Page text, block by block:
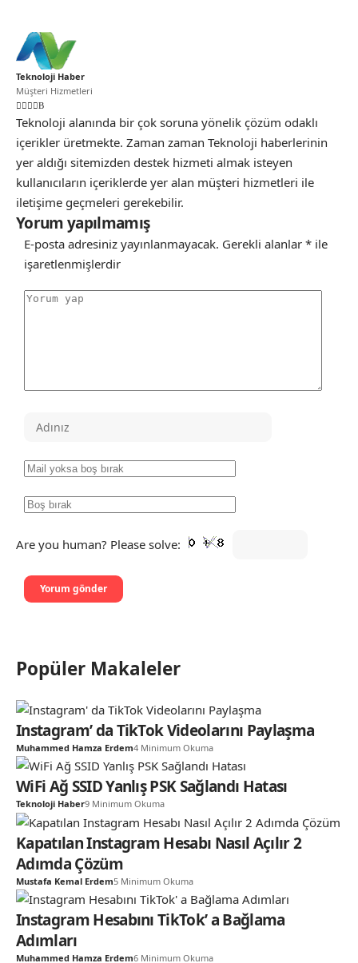
Teknoloji Haber
Müşteri Hizmetleri
Teknoloji alanında bir çok soruna yönelik çözüm odaklı
içerikler üretmekte. Zaman zaman Teknoloji haberlerinin
yer aldığı sitemizden destek hizmeti almak isteyen
kullanıcıların içeriklerde yer alan müşteri hizmetleri ile
iletişime geçmeleri gerekebilir.
Yorum yapılmamış
E-posta adresiniz yayınlanmayacak. Gerekli alanlar * ile
işaretlenmişlerdir
Are you human? Please solve:
Popüler Makaleler
Instagram’ da TikTok Videolarını Paylaşma
Muhammed Hamza Erdem4 Minimum Okuma
WiFi Ağ SSID Yanlış PSK Sağlandı Hatası
Teknoloji Haber9 Minimum Okuma
Kapatılan Instagram Hesabı Nasıl Açılır 2
Adımda Çözüm
Mustafa Kemal Erdem5 Minimum Okuma
Instagram Hesabını TikTok’ a Bağlama
Adımları
Muhammed Hamza Erdem6 Minimum Okuma